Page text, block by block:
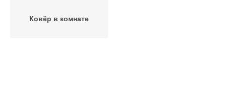
Ковёр в комнате